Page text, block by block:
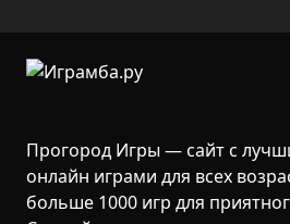
Прогород Игры — сайт с
онлайн играми для всех
больше 1000 игр для